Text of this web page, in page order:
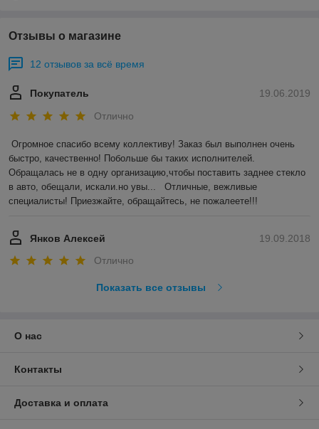
Отзывы о магазине
12 отзывов за всё время
19.06.2019
Покупатель
Отлично
Огромное спасибо всему коллективу! Заказ был выполнен очень
быстро, качественно! Побольше бы таких исполнителей.
Обращалась не в одну организацию,чтобы поставить заднее стекло
в авто, обещали, искали.но увы...   Отличные, вежливые
специалисты! Приезжайте, обращайтесь, не пожалеете!!!
19.09.2018
Янков Алексей
Отлично
Показать все отзывы
О нас
Контакты
Доставка и оплата